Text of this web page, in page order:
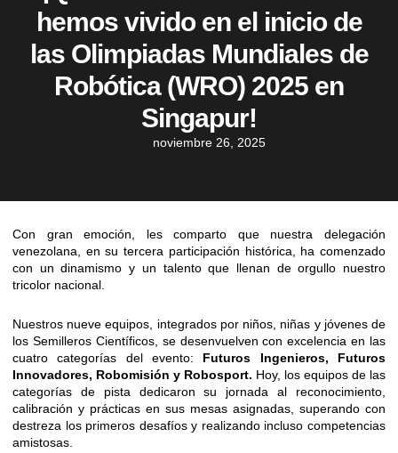
hemos vivido en el inicio de
las Olimpiadas Mundiales de
Robótica (WRO) 2025 en
Singapur!
noviembre 26, 2025
Con gran emoción, les comparto que nuestra delegación
venezolana, en su tercera participación histórica, ha comenzado
con un dinamismo y un talento que llenan de orgullo nuestro
tricolor nacional.
Nuestros nueve equipos, integrados por niños, niñas y jóvenes de
los Semilleros Científicos, se desenvuelven con excelencia en las
cuatro categorías del evento: Futuros Ingenieros, Futuros
Innovadores, Robomisión y Robosport. Hoy, los equipos de las
categorías de pista dedicaron su jornada al reconocimiento,
calibración y prácticas en sus mesas asignadas, superando con
destreza los primeros desafíos y realizando incluso competencias
amistosas.